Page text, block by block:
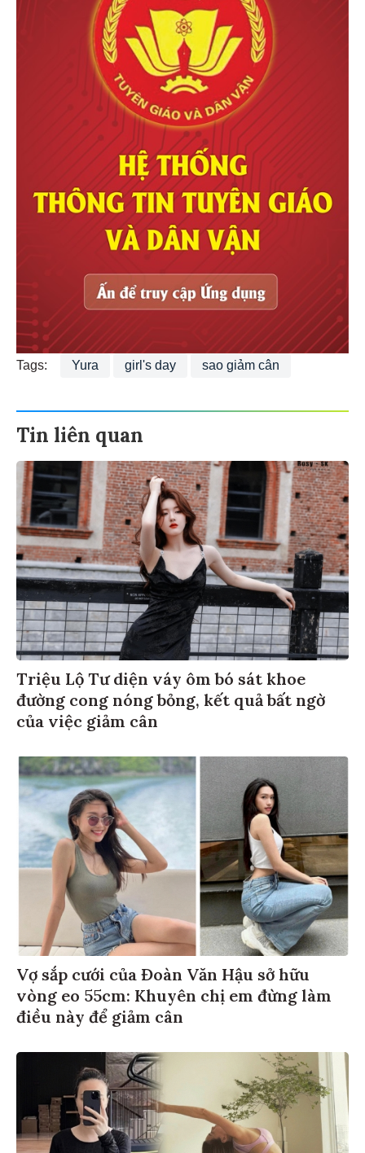
Tags: Yura girl's day sao giảm cân
Tin liên quan
Triệu Lộ Tư diện váy ôm bó sát khoe
đường cong nóng bỏng, kết quả bất ngờ
của việc giảm cân
Vợ sắp cưới của Đoàn Văn Hậu sở hữu
vòng eo 55cm: Khuyên chị em đừng làm
điều này để giảm cân